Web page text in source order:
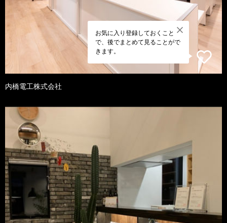
お気に入り登録しておくこと
で、後でまとめて見ることがで
きます。
内橋電工株式会社